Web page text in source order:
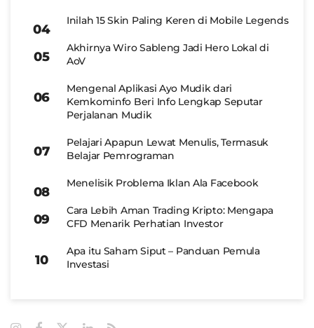
Inilah 15 Skin Paling Keren di Mobile Legends
Akhirnya Wiro Sableng Jadi Hero Lokal di
AoV
Mengenal Aplikasi Ayo Mudik dari
Kemkominfo Beri Info Lengkap Seputar
Perjalanan Mudik
Pelajari Apapun Lewat Menulis, Termasuk
Belajar Pemrograman
Menelisik Problema Iklan Ala Facebook
Cara Lebih Aman Trading Kripto: Mengapa
CFD Menarik Perhatian Investor
Apa itu Saham Siput – Panduan Pemula
Investasi